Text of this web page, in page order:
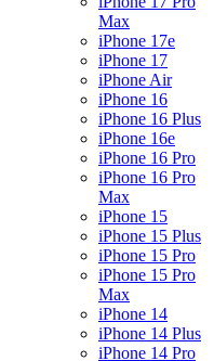
Max
iPhone 17e
iPhone 17
iPhone Air
iPhone 16
iPhone 16 Plus
iPhone 16e
iPhone 16 Pro
iPhone 16 Pro
Max
iPhone 15
iPhone 15 Plus
iPhone 15 Pro
iPhone 15 Pro
Max
iPhone 14
iPhone 14 Plus
iPhone 14 Pro